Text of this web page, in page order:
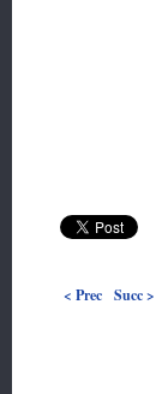
< Prec Succ >